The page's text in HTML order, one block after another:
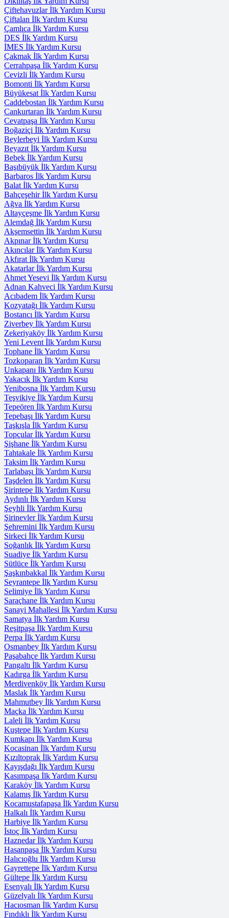
Çiftehavuzlar İlk Yardım Kursu
Çiftalan İlk Yardım Kursu
Çamlıca İlk Yardım Kursu
DES İlk Yardım Kursu
İMES İlk Yardım Kursu
Çakmak İlk Yardım Kursu
Cerrahpaşa İlk Yardım Kursu
Cevizli İlk Yardım Kursu
Bomonti İlk Yardım Kursu
Büyükesat İlk Yardım Kursu
Caddebostan İlk Yardım Kursu
Cankurtaran İlk Yardım Kursu
Cevatpaşa İlk Yardım Kursu
Boğaziçi İlk Yardım Kursu
Beylerbeyi İlk Yardım Kursu
Beyazıt İlk Yardım Kursu
Bebek İlk Yardım Kursu
Başıbüyük İlk Yardım Kursu
Barbaros İlk Yardım Kursu
Balat İlk Yardım Kursu
Bahçeşehir İlk Yardım Kursu
Ağva İlk Yardım Kursu
Altayçeşme İlk Yardım Kursu
Alemdağ İlk Yardım Kursu
Akşemsettin İlk Yardım Kursu
Akpınar İlk Yardım Kursu
Akıncılar İlk Yardım Kursu
Akfırat İlk Yardım Kursu
Akatarlar İlk Yardım Kursu
Ahmet Yesevi İlk Yardım Kursu
Adnan Kahveci İlk Yardım Kursu
Acıbadem İlk Yardım Kursu
Kozyatağı İlk Yardım Kursu
Bostancı İlk Yardım Kursu
Ziverbey İlk Yardım Kursu
Zekeriyaköy İlk Yardım Kursu
Yeni Levent İlk Yardım Kursu
Tophane İlk Yardım Kursu
Tozkoparan İlk Yardım Kursu
Unkapanı İlk Yardım Kursu
Yakacık İlk Yardım Kursu
Yenibosna İlk Yardım Kursu
Teşvikiye İlk Yardım Kursu
Tepeören İlk Yardım Kursu
Tepebaşı İlk Yardım Kursu
Taşkışla İlk Yardım Kursu
Topçular İlk Yardım Kursu
Şişhane İlk Yardım Kursu
Tahtakale İlk Yardım Kursu
Taksim İlk Yardım Kursu
Tarlabaşı İlk Yardım Kursu
Taşdelen İlk Yardım Kursu
Şirintepe İlk Yardım Kursu
Aydınlı İlk Yardım Kursu
Şeyhli İlk Yardım Kursu
Şirinevler İlk Yardım Kursu
Şehremini İlk Yardım Kursu
Sirkeci İlk Yardım Kursu
Soğanlık İlk Yardım Kursu
Suadiye İlk Yardım Kursu
Sütlüce İlk Yardım Kursu
Şaşkınbakkal İlk Yardım Kursu
Seyrantepe İlk Yardım Kursu
Selimiye İlk Yardım Kursu
Saraçhane İlk Yardım Kursu
Sanayi Mahallesi İlk Yardım Kursu
Samatya İlk Yardım Kursu
Reşitpaşa İlk Yardım Kursu
Perpa İlk Yardım Kursu
Osmanbey İlk Yardım Kursu
Paşabahçe İlk Yardım Kursu
Pangaltı İlk Yardım Kursu
Kadırga İlk Yardım Kursu
Merdivenköy İlk Yardım Kursu
Maslak İlk Yardım Kursu
Mahmutbey İlk Yardım Kursu
Maçka İlk Yardım Kursu
Laleli İlk Yardım Kursu
Kuştepe İlk Yardım Kursu
Kumkapı İlk Yardım Kursu
Kocasinan İlk Yardım Kursu
Kızıltoprak İlk Yardım Kursu
Kayışdağı İlk Yardım Kursu
Kasımpaşa İlk Yardım Kursu
Karaköy İlk Yardım Kursu
Kalamış İlk Yardım Kursu
Kocamustafapaşa İlk Yardım Kursu
Halkalı İlk Yardım Kursu
Harbiye İlk Yardım Kursu
İstoç İlk Yardım Kursu
Haznedar İlk Yardım Kursu
Hasanpaşa İlk Yardım Kursu
Halıcıoğlu İlk Yardım Kursu
Gayrettepe İlk Yardım Kursu
Gültepe İlk Yardım Kursu
Esenyalı İlk Yardım Kursu
Güzelyalı İlk Yardım Kursu
Hacıosman İlk Yardım Kursu
Fındıklı İlk Yardım Kursu